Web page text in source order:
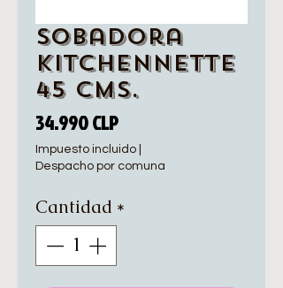
Sobadora
Kitchennette
45 cms.
34.990 CLPPrecio
Impuesto incluido
Despacho por comuna
Cantidad *